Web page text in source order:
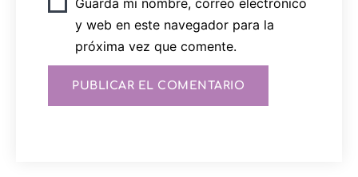
y web en este navegador para la
próxima vez que comente.